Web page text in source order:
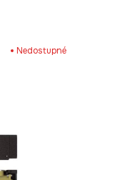
Nedostupné